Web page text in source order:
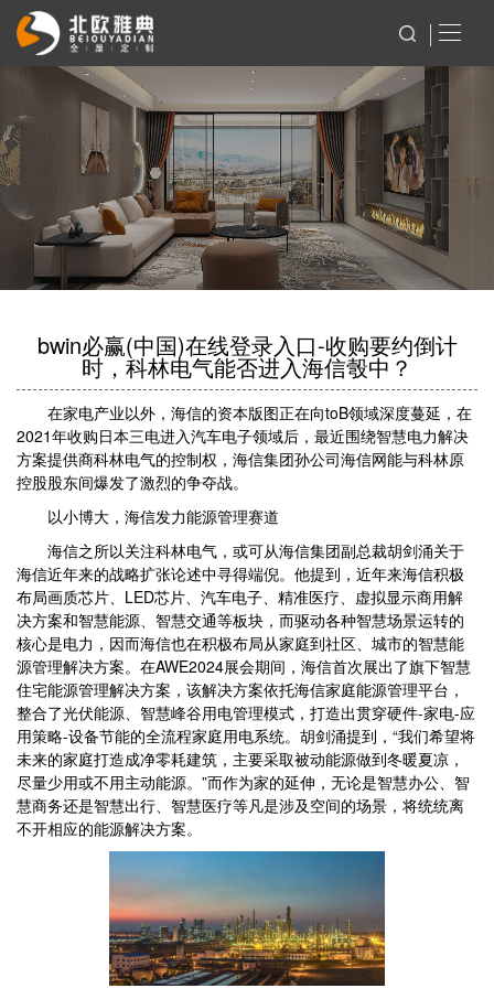
bwin必赢(中国)在线登录入口-收购要约倒计
时，科林电气能否进入海信彀中？
在家电产业以外，海信的资本版图正在向toB领域深度蔓延，在
2021年收购日本三电进入汽车电子领域后，最近围绕智慧电力解决
方案提供商科林电气的控制权，海信集团孙公司海信网能与科林原
控股股东间爆发了激烈的争夺战。
以小博大，海信发力能源管理赛道
海信之所以关注科林电气，或可从海信集团副总裁胡剑涌关于
海信近年来的战略扩张论述中寻得端倪。他提到，近年来海信积极
布局画质芯片、LED芯片、汽车电子、精准医疗、虚拟显示商用解
决方案和智慧能源、智慧交通等板块，而驱动各种智慧场景运转的
核心是电力，因而海信也在积极布局从家庭到社区、城市的智慧能
源管理解决方案。在AWE2024展会期间，海信首次展出了旗下智慧
住宅能源管理解决方案，该解决方案依托海信家庭能源管理平台，
整合了光伏能源、智慧峰谷用电管理模式，打造出贯穿硬件-家电-应
用策略-设备节能的全流程家庭用电系统。胡剑涌提到，“我们希望将
未来的家庭打造成净零耗建筑，主要采取被动能源做到冬暖夏凉，
尽量少用或不用主动能源。”而作为家的延伸，无论是智慧办公、智
慧商务还是智慧出行、智慧医疗等凡是涉及空间的场景，将统统离
不开相应的能源解决方案。